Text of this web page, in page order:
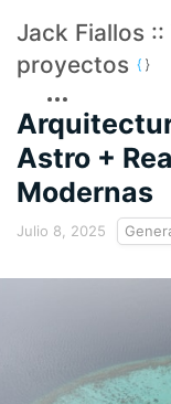
Jack Fiallos
proyectos
Astro +
Modernas
Julio 8, 2025